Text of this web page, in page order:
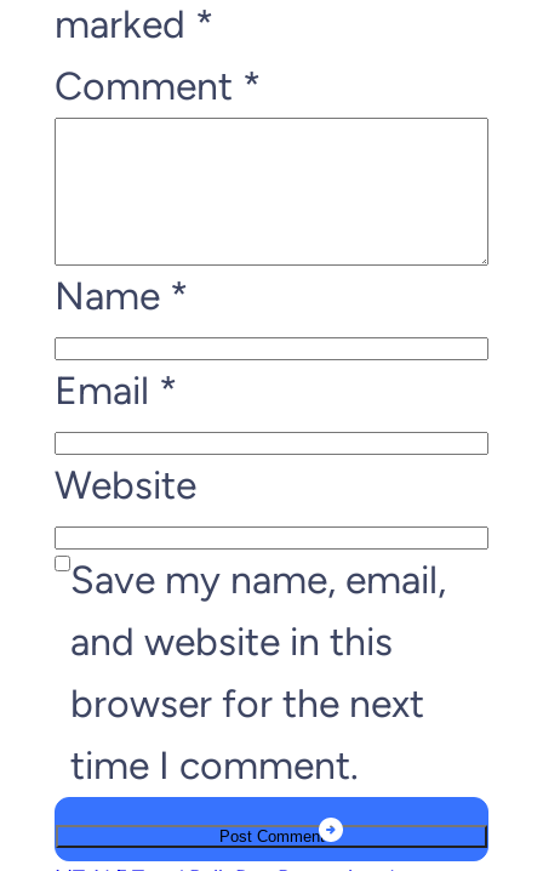
marked *
Comment *
Name *
Email *
Website
Save my name, email,
and website in this
browser for the next
time I comment.